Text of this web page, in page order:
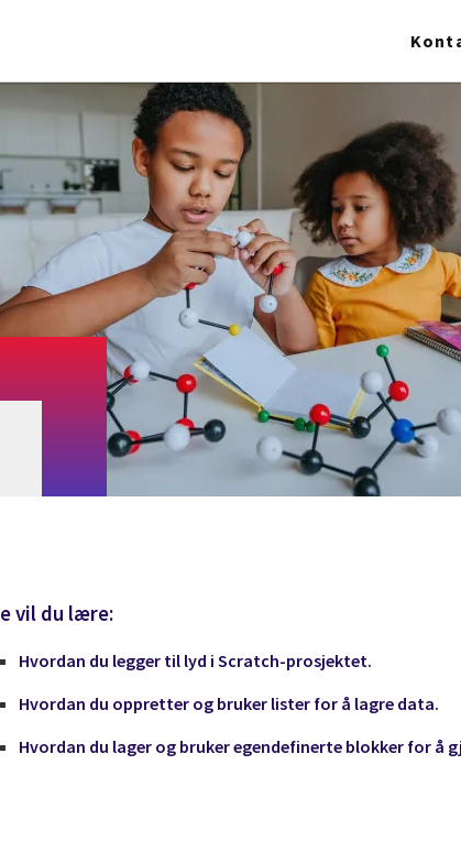
vil du lære:
Hvordan du legger til lyd i Scratch-prosjektet.
Hvordan du oppretter og bruker lister for å lagre data.
Hvordan du lager og bruker egendefinerte blokker for å